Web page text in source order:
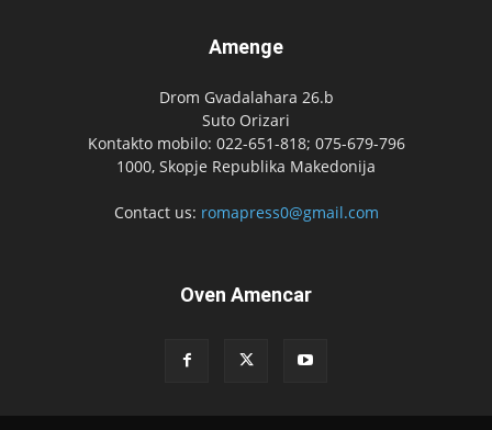
Amenge
Drom Gvadalahara 26.b
Suto Orizari
Kontakto mobilo: 022-651-818; 075-679-796
1000, Skopje Republika Makedonija
Contact us: romapress0@gmail.com
Oven Amencar